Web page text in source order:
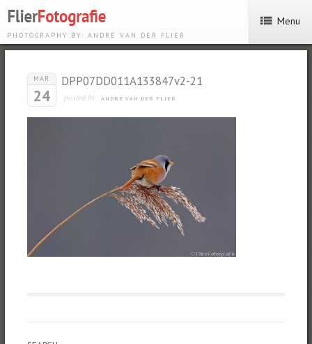
PHOTOGRAPHY BY: ANDRÉ VAN DER FLIER
Menu
MAR
24
DPP07DD011A133847v2-21
posted by ANDRÉ VAN DER FLIER